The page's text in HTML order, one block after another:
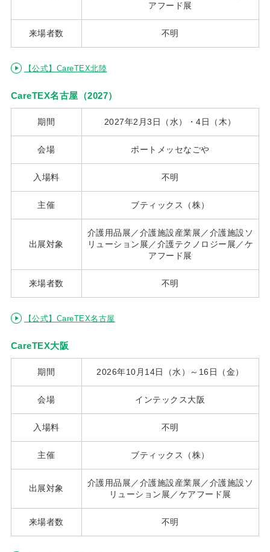
アフード展
来場者数 不明
【公式】CareTEX北陸
CareTEX名古屋（2027）
期間 2027年2月3日（水）・4日（木）
会場 ポートメッセなごや
入場料 不明
主催 ブティックス（株）
出展対象
介護用品展／介護施設産業展／介護施設ソ
リューション展／介護テクノロジー展／ケ
アフード展
来場者数 不明
【公式】CareTEX名古屋
CareTEX大阪
期間 2026年10月14日（水）～16日（金）
会場 インテックス大阪
入場料 不明
主催 ブティックス（株）
出展対象
介護用品展／介護施設産業展／介護施設ソ
リューション展／ケアフード展
来場者数 不明